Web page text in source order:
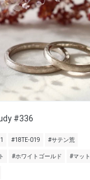
#336
#18TE-019 #サテン荒
#ホワイトゴールド #マット